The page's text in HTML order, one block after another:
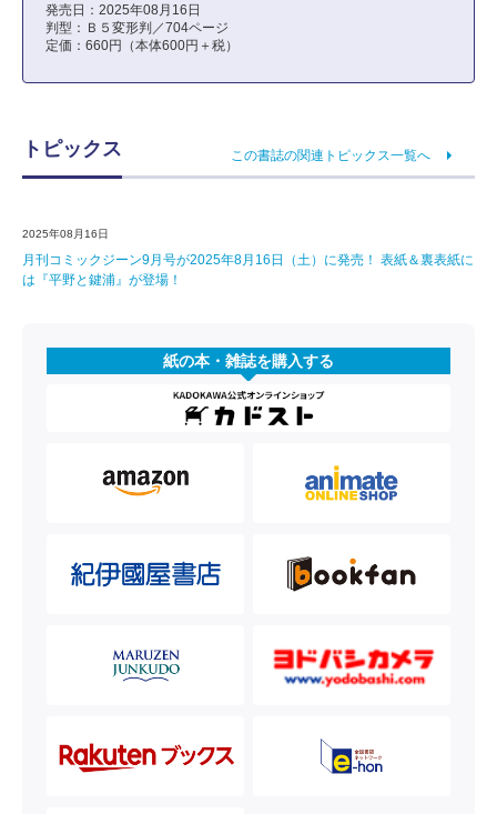
発売日：2025年08月16日
判型：Ｂ５変形判／704ページ
定価：660円（本体600円＋税）
トピックス この書誌の関連トピックス一覧へ
2025年08月16日
月刊コミックジーン9月号が2025年8月16日（土）に発売！ 表紙＆裏表紙に
は『平野と鍵浦』が登場！
紙の本・雑誌を購入する